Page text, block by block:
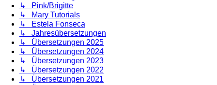
↳ Pink/Brigitte
↳ Mary Tutorials
↳ Estela Fonseca
↳ Jahresübersetzungen
↳ Übersetzungen 2025
↳ Übersetzungen 2024
↳ Übersetzungen 2023
↳ Übersetzungen 2022
↳ Übersetzungen 2021